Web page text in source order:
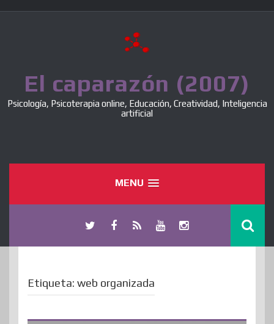
El caparazón (2007)
Psicología, Psicoterapia online, Educación, Creatividad, Inteligencia
artificial
MENU
Etiqueta: web organizada